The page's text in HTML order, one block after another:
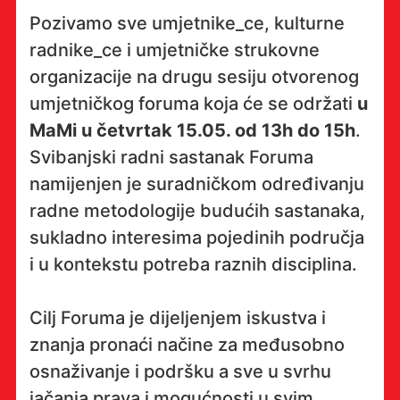
Pozivamo sve umjetnike_ce, kulturne
radnike_ce i umjetničke strukovne
organizacije na drugu sesiju otvorenog
umjetničkog foruma koja će se održati u
MaMi u četvrtak 15.05. od 13h do 15h.
Svibanjski radni sastanak Foruma
namijenjen je suradničkom određivanju
radne metodologije budućih sastanaka,
sukladno interesima pojedinih područja
i u kontekstu potreba raznih disciplina.
Cilj Foruma je dijeljenjem iskustva i
znanja pronaći načine za međusobno
osnaživanje i podršku a sve u svrhu